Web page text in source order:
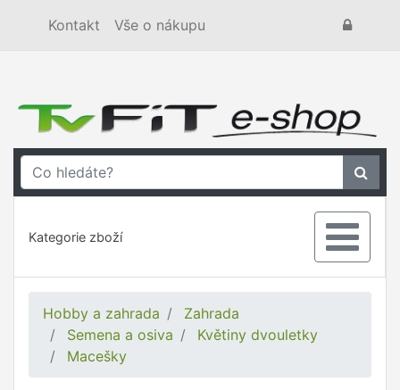
Kontakt Vše o nákupu
Kategorie zboží
Hobby a zahrada
Zahrada
Semena a osiva
Květiny dvouletky
Macešky